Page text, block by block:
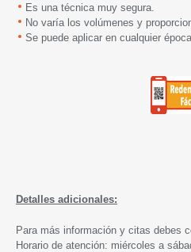
Es una técnica muy segura.
No varía los volúmenes y
Se puede aplicar en cualquier
Detalles adicionales:
Para más información y citas debes
Horario de atención: miércoles a